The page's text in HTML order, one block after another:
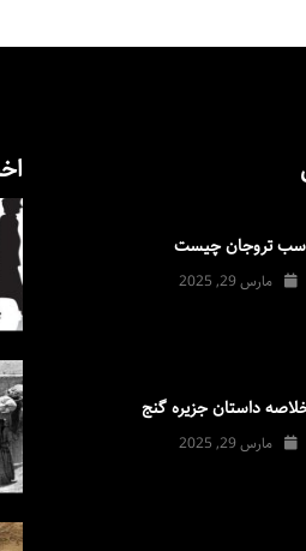
تروجان چیست
مارس 29, 2025
داستان جزیره گنج
مارس 29, 2025